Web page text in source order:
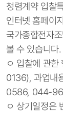
청렴계약 입찰
인터넷 홈페
국가종합전자
볼 수 있습니다.
ㅇ 입찰에 관
0136), 과업내
0586, 044-
ㅇ 상기일정은